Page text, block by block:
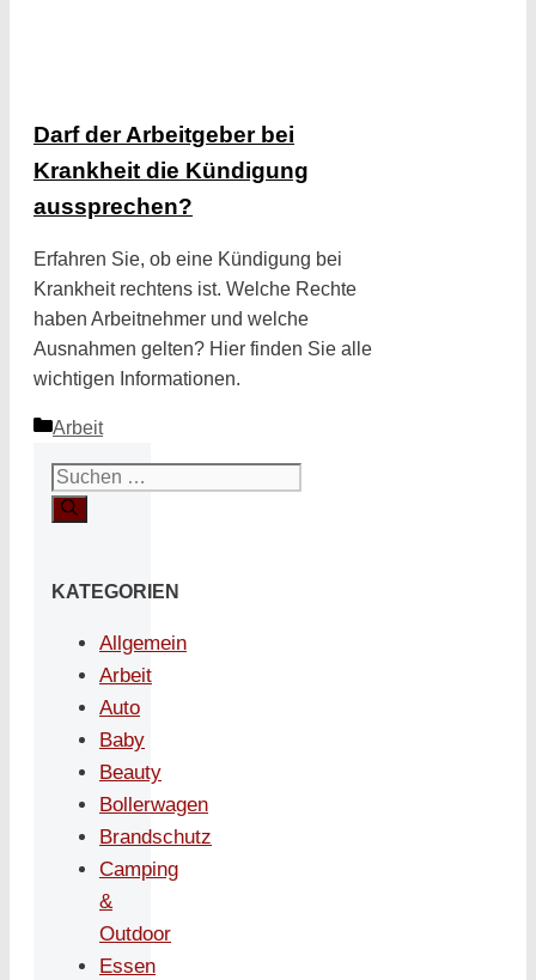
Darf der Arbeitgeber bei
Krankheit die Kündigung
aussprechen?
Erfahren Sie, ob eine Kündigung bei
Krankheit rechtens ist. Welche Rechte
haben Arbeitnehmer und welche
Ausnahmen gelten? Hier finden Sie alle
wichtigen Informationen.
Kategorien
Arbeit
Suchen
nach:
KATEGORIEN
Allgemein
Arbeit
Auto
Baby
Beauty
Bollerwagen
Brandschutz
Camping
&
Outdoor
Essen